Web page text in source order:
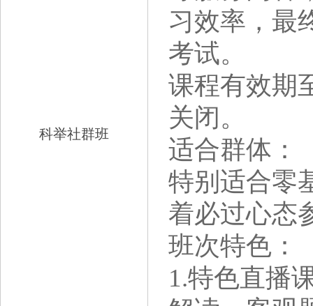
科举社群班
习效率，最
考试。
课程有效期
关闭。
适合群体：
特别适合零
着必过心态
班次特色：
1.特色直播